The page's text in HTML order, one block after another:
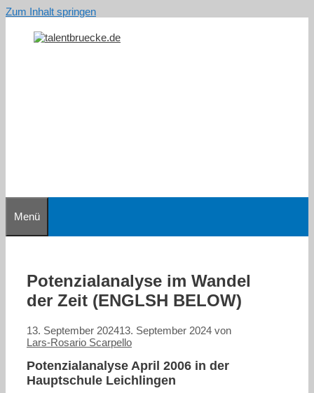
Zum Inhalt springen
Menü
Potenzialanalyse im Wandel
der Zeit (ENGLSH BELOW)
13. September 202413. September 2024 von
Lars-Rosario Scarpello
Potenzialanalyse April 2006 in der
Hauptschule Leichlingen